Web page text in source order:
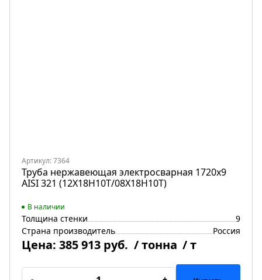
Артикул: 7364
Труба нержавеющая электросварная 1720х9
AISI 321 (12Х18Н10Т/08Х18Н10Т)
В наличии
Толщина стенки
9
Страна производитель
Россия
Цена: 385 913 руб. / тонна / т